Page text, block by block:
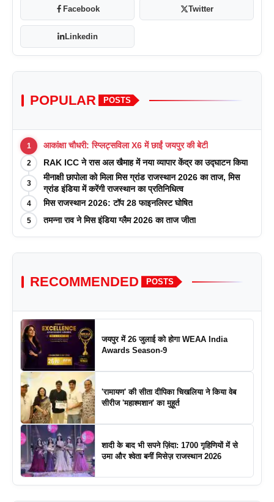
Facebook Twitter
Linkedin
POPULAR POSTS
1 आकांक्षा चौधरी: स्प्लिट्सविला X6 में छाईं जयपुर की बेटी
2 RAK ICC ने रास अल खैमाह में नया व्यापार केंद्र का उद्घाटन किया
3
मीनाक्षी छापोला को मिला मिस ग्रांड राजस्थान 2026 का ताज, मिस
ग्रांड इंडिया में करेंगी राजस्थान का प्रतिनिधित्व
4 मिस राजस्थान 2026: टॉप 28 फाइनलिस्ट घोषित
5 तमन्ना राव ने मिस इंडिया ग्लैम 2026 का ताज जीता
RECOMMENDED POSTS
जयपुर में 26 जुलाई को होगा WEAA India
Awards Season-9
'रामायण' की सीता दीपिका चिखलिया ने किया वेब
सीरीज 'महाश्मशान' का मुहूर्त
शादी के बाद भी सपने ज़िंदा: 1700 गृहिणियों में से
उमा और श्वेता बनीं मिसेज़ राजस्थान 2026